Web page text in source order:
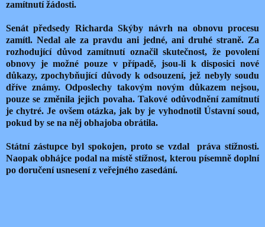
zamítnutí žádosti.
Senát předsedy Richarda Skýby návrh na obnovu procesu
zamítl. Nedal ale za pravdu ani jedné, ani druhé straně. Za
rozhodující důvod zamítnutí označil skutečnost, že povolení
obnovy je možné pouze v případě, jsou-li k disposici nové
důkazy, zpochybňující důvody k odsouzení, jež nebyly soudu
dříve známy. Odposlechy takovým novým důkazem nejsou,
pouze se změnila jejich povaha. Takové odůvodnění zamítnutí
je chytré. Je ovšem otázka, jak by je vyhodnotil Ústavní soud,
pokud by se na něj obhajoba obrátila.
Státní zástupce byl spokojen, proto se vzdal práva stížnosti.
Naopak obhájce podal na místě stížnost, kterou písemně doplní
po doručení usnesení z veřejného zasedání.